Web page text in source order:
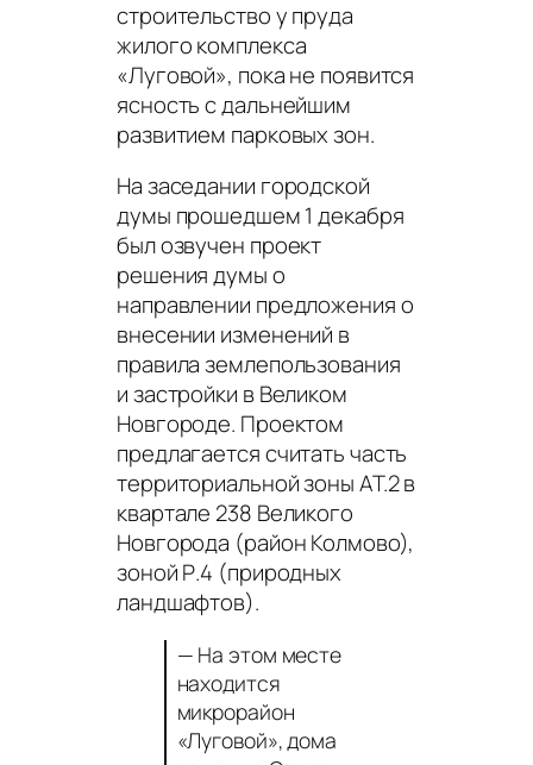
строительство у пруда
жилого комплекса
«Луговой», пока не появится
ясность с дальнейшим
развитием парковых зон.
На заседании городской
думы прошедшем 1 декабря
был озвучен проект
решения думы о
направлении предложения о
внесении изменений в
правила землепользования
и застройки в Великом
Новгороде. Проектом
предлагается считать часть
территориальной зоны АТ.2 в
квартале 238 Великого
Новгорода (район Колмово),
зоной Р.4 (природных
ландшафтов).
— На этом месте
находится
микрорайон
«Луговой», дома